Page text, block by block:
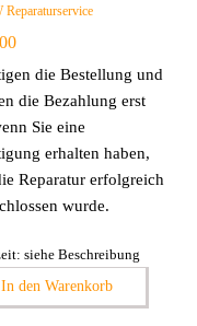
die Bestellung und
die Bezahlung erst
Sie eine
erhalten haben,
Reparatur erfolgreich
wurde.
siehe Beschreibung
In den Warenkorb